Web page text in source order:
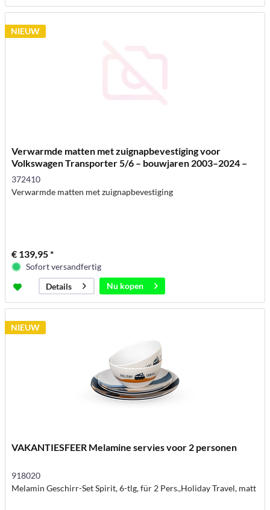
NIEUW
Verwarmde matten met zuignapbevestiging voor
Volkswagen Transporter 5/6 – bouwjaren 2003–2024 –
rech
372410
Verwarmde matten met zuignapbevestiging
€ 139,95 *
Sofort versandfertig
Details
Nu kopen
NIEUW
VAKANTIESFEER Melamine servies voor 2 personen
918020
Melamin Geschirr-Set Spirit, 6-tlg, für 2 Pers.,Holiday Travel, matt